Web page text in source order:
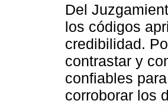
Del
los códigos
credibilidad.
contrastar y
confiables
corroborar los